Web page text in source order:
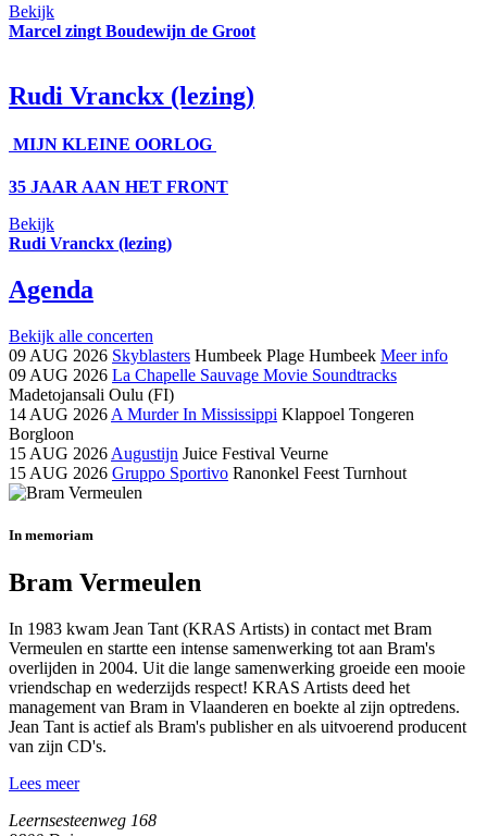
Bekijk
Marcel zingt Boudewijn de Groot
Rudi Vranckx (lezing)
MIJN KLEINE OORLOG
35 JAAR AAN HET FRONT
Bekijk
Rudi Vranckx (lezing)
Agenda
Bekijk alle concerten
09 AUG 2026 Skyblasters Humbeek Plage Humbeek Meer info
09 AUG 2026 La Chapelle Sauvage Movie Soundtracks
Madetojansali Oulu (FI)
14 AUG 2026 A Murder In Mississippi Klappoel Tongeren
Borgloon
15 AUG 2026 Augustijn Juice Festival Veurne
15 AUG 2026 Gruppo Sportivo Ranonkel Feest Turnhout
In memoriam
Bram Vermeulen
In 1983 kwam Jean Tant (KRAS Artists) in contact met Bram
Vermeulen en startte een intense samenwerking tot aan Bram's
overlijden in 2004. Uit die lange samenwerking groeide een mooie
vriendschap en wederzijds respect! KRAS Artists deed het
management van Bram in Vlaanderen en boekte al zijn optredens.
Jean Tant is actief als Bram's publisher en als uitvoerend producent
van zijn CD's.
Lees meer
Leernsesteenweg 168